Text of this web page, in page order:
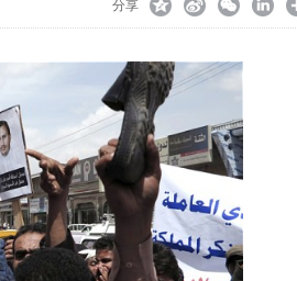
分享